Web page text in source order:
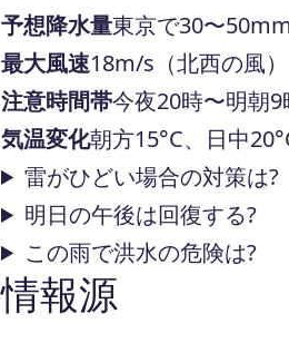
予想降水量東京で30〜50mm
最大風速18m/s（北西の風）
注意時間帯今夜20時〜明朝9
気温変化朝方15°C、日中
雷がひどい場合の対策は?
明日の午後は回復する?
この雨で洪水の危険は?
情報源